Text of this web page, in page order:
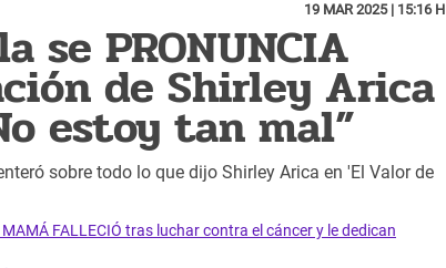
19 MAR 2025 | 15:16 H
se PRONUNCIA
de Shirley Arica
estoy tan mal”
sobre todo lo que dijo Shirley Arica en 'El Valor de
FALLECIÓ tras luchar contra el cáncer y le dedican